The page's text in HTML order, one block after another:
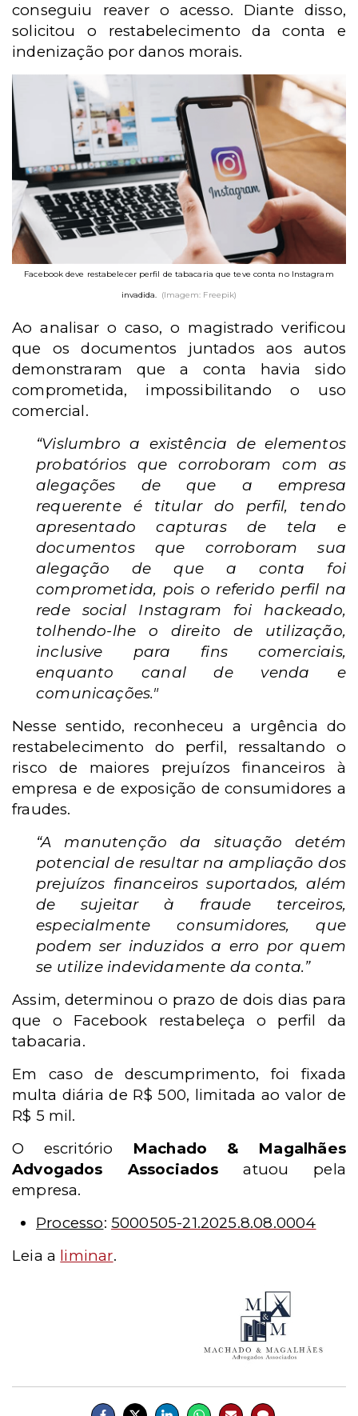
conseguiu reaver o acesso. Diante disso,
solicitou o restabelecimento da conta e
indenização por danos morais.
Facebook deve restabelecer perfil de tabacaria que teve conta no Instagram
invadida. (Imagem: Freepik)
Ao analisar o caso, o magistrado verificou
que os documentos juntados aos autos
demonstraram que a conta havia sido
comprometida, impossibilitando o uso
comercial.
“Vislumbro a existência de elementos
probatórios que corroboram com as
alegações de que a empresa
requerente é titular do perfil, tendo
apresentado capturas de tela e
documentos que corroboram sua
alegação de que a conta foi
comprometida, pois o referido perfil na
rede social Instagram foi hackeado,
tolhendo-lhe o direito de utilização,
inclusive para fins comerciais,
enquanto canal de venda e
comunicações."
Nesse sentido, reconheceu a urgência do
restabelecimento do perfil, ressaltando o
risco de maiores prejuízos financeiros à
empresa e de exposição de consumidores a
fraudes.
“A manutenção da situação detém
potencial de resultar na ampliação dos
prejuízos financeiros suportados, além
de sujeitar à fraude terceiros,
especialmente consumidores, que
podem ser induzidos a erro por quem
se utilize indevidamente da conta.”
Assim, determinou o prazo de dois dias para
que o Facebook restabeleça o perfil da
tabacaria.
Em caso de descumprimento, foi fixada
multa diária de R$ 500, limitada ao valor de
R$ 5 mil.
O escritório Machado & Magalhães
Advogados Associados atuou pela
empresa.
Processo: 5000505-21.2025.8.08.0004
Leia a liminar.